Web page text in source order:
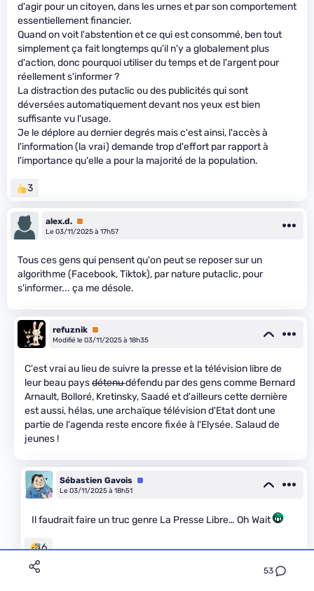
53
d'agir pour un citoyen, dans les urnes et par son comportement
essentiellement financier.
Quand on voit l'abstention et ce qui est consommé, ben tout
simplement ça fait longtemps qu'il n'y a globalement plus
d'action, donc pourquoi utiliser du temps et de l'argent pour
réellement s'informer ?
La distraction des putaclic ou des publicités qui sont
déversées automatiquement devant nos yeux est bien
suffisante vu l'usage.
Je le déplore au dernier degrés mais c'est ainsi, l'accès à
l'information (la vrai) demande trop d'effort par rapport à
l'importance qu'elle a pour la majorité de la population.
3
alex.d. Premium
Le 03/11/2025 à 17h57
Tous ces gens qui pensent qu'on peut se reposer sur un
algorithme (Facebook, Tiktok), par nature putaclic, pour
s'informer... ça me désole.
refuznik Premium
Modifié le 03/11/2025 à 18h35
C'est vrai au lieu de suivre la presse et la télévision libre de
leur beau paysdétenudéfendu par des gens comme Bernard
Arnault, Bolloré, Kretinsky, Saadé et d'ailleurs cette dernière
est aussi, hélas, une archaïque télévision d'Etat dont une
partie de l'agenda reste encore fixée à l'Elysée. Salaud de
jeunes !
Sébastien Gavois Équipe
Le 03/11/2025 à 18h51
Il faudrait faire un truc genre La Presse Libre… Oh Wait
6